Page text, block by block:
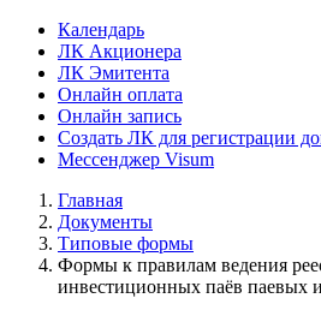
Календарь
ЛК Акционера
ЛК Эмитента
Онлайн оплата
Онлайн запись
Создать ЛК для регистрации
Мессенджер Visum
Главная
Документы
Типовые формы
Формы к правилам ведения
инвестиционных паёв паевых